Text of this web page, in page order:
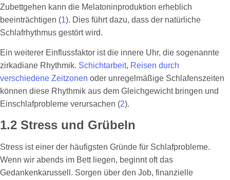
Zubettgehen kann die Melatoninproduktion erheblich
beeinträchtigen (1). Dies führt dazu, dass der natürliche
Schlafrhythmus gestört wird.
Ein weiterer Einflussfaktor ist die innere Uhr, die sogenannte
zirkadiane Rhythmik. Schichtarbeit, Reisen durch
verschiedene Zeitzonen oder unregelmäßige Schlafenszeiten
können diese Rhythmik aus dem Gleichgewicht bringen und
Einschlafprobleme verursachen (2).
1.2 Stress und Grübeln
Stress ist einer der häufigsten Gründe für Schlafprobleme.
Wenn wir abends im Bett liegen, beginnt oft das
Gedankenkarussell. Sorgen über den Job, finanzielle